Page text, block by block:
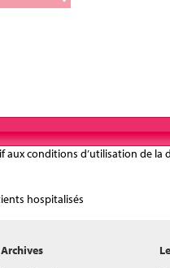
aux conditions d’utilisation de la
hospitalisés
Archives